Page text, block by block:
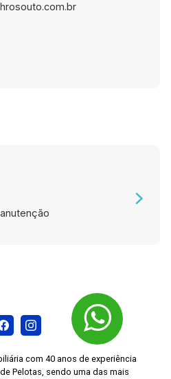
com 40 anos de experiência
Pelotas, sendo uma das mais